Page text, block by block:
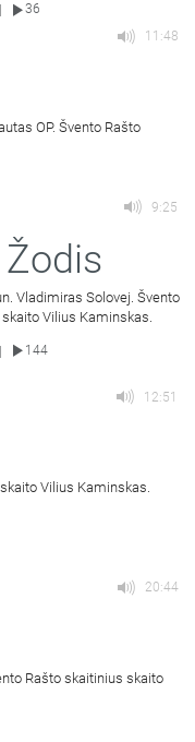
36
11:48
OP. Švento Rašto
9:25
Vladimiras Solovej. Švento
Vilius Kaminskas.
| 144
12:51
Vilius Kaminskas.
20:44
Rašto skaitinius skaito